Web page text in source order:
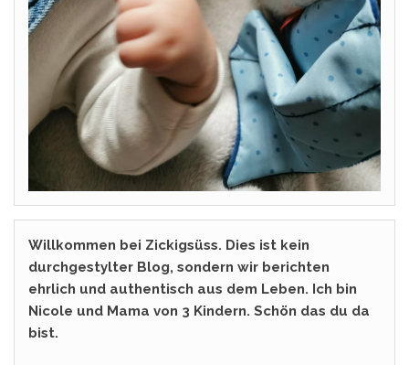
Willkommen bei Zickigsüss. Dies ist kein
durchgestylter Blog, sondern wir berichten
ehrlich und authentisch aus dem Leben. Ich bin
Nicole und Mama von 3 Kindern. Schön das du da
bist.